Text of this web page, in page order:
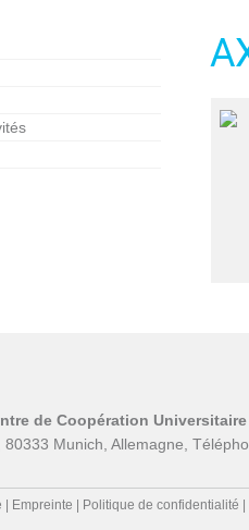
de Coopération
80333 Munich, Allemagne,
Empreinte Politique de confidentialité